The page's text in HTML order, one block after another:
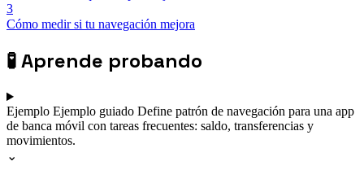
3
Cómo medir si tu navegación mejora
🧪Aprende probando
Ejemplo Ejemplo guiado Define patrón de navegación para una app
de banca móvil con tareas frecuentes: saldo, transferencias y
movimientos.
⌄